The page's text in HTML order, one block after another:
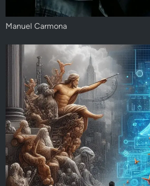
Manuel Carmona